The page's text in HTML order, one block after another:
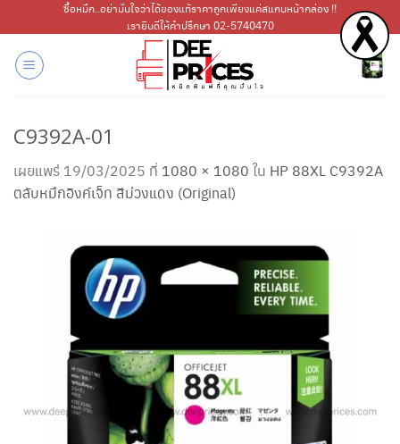
ไป
เนื้อหา
ซื้อหมึก..อย่ามั่นใจว่าได้ของแท้ราคาถูกเพียงแค่สแกนหน้ากล่อง !!
เรายินดีให้คำปรึกษา 02-5740470
C9392A-01
เผยแพร่ 19/03/2025 ที่ 1080 × 1080 ใน HP 88XL C9392A
ตลับหมึกอิงค์เจ็ท สีม่วงแดง (Original)